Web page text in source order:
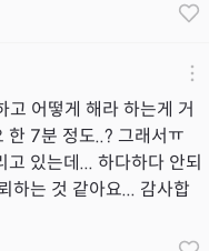
고 어떻게 해라 하는게 거
한 7분 정도..? 그래서ㅠ
있는데... 하다하다 안되
하는 것 같아요... 감사합